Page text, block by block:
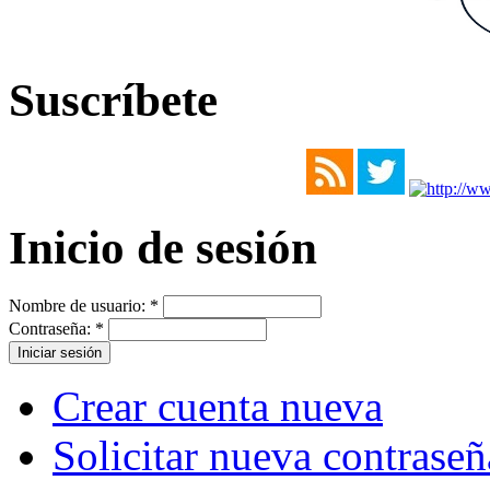
Suscríbete
Inicio de sesión
Nombre de usuario: *
Contraseña: *
Crear cuenta nueva
Solicitar nueva